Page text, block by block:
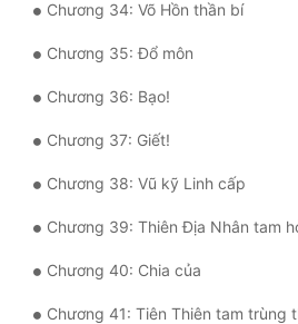
Cẩu Đạo Trường Sinh
Ngự Thú
Truyện Nam
Truyện Nữ
Vô Địch Lưu
Xây Dựng Thế Lực
Đam Mỹ
Chương 34: Võ Hồn thần bí
Chương 35: Đổ môn
Chương 36: Bạo!
Chương 37: Giết!
Chương 38: Vũ kỹ Linh cấp
Chương 39: Thiên Địa Nhân tam
Chương 40: Chia của
Chương 41: Tiên Thiên tam trùng